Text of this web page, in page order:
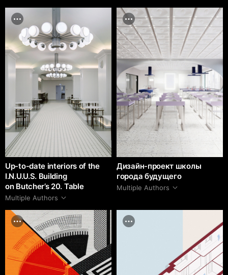
Up-to-date interiors of the
I.N.U.U.S. Building
on Butcher’s 20. Table
Multiple Authors
Дизайн-проект школы
города будущего
Multiple Authors